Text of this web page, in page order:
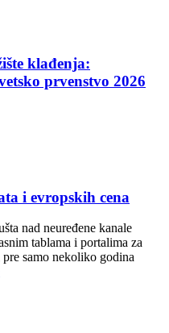
klađenja:
prvenstvo 2026
i evropskih cena
nad neuređene kanale
tablama i portalima za
samo nekoliko godina